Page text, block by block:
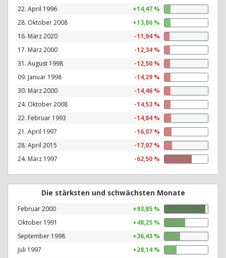
22. April 1996
+14,47 %
28. Oktober 2008
+13,86 %
16. März 2020
-11,94 %
17. März 2000
-12,34 %
31. August 1998
-12,50 %
09. Januar 1998
-14,29 %
30. März 2000
-14,46 %
24. Oktober 2008
-14,53 %
22. Februar 1993
-14,84 %
21. April 1997
-16,07 %
28. April 2015
-17,07 %
24. März 1997
-62,50 %
Die stärksten und schwächsten Monate
Februar 2000
+93,85 %
Oktober 1991
+48,25 %
September 1998
+36,43 %
Juli 1997
+28,14 %